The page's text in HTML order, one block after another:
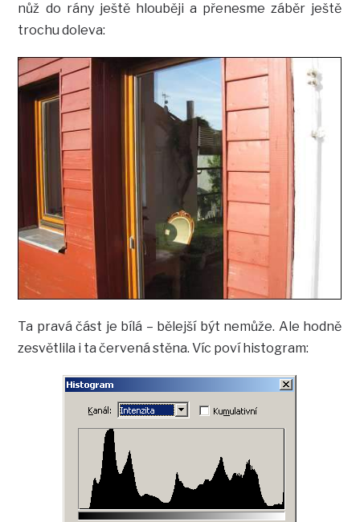
nůž do rány ještě hlouběji a přenesme záběr ještě
trochu doleva:
Ta pravá část je bílá – bělejší být nemůže. Ale hodně
zesvětlila i ta červená stěna. Víc poví histogram: